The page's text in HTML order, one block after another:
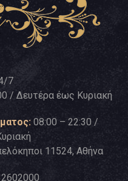
7
/ Δευτέρα έως Κυριακή
08:00 – 22:30 /
11524, Αθήνα